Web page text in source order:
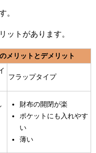
。
ットがあります。
メリットとデメリット
フラップタイプ
財布の開閉が楽
ポケットにも入れやす
い
薄い